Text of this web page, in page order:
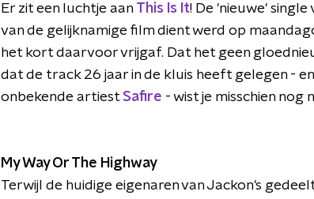
Er zit een luchtje aan This Is It! De 'nieuwe'
van de gelijknamige film dient werd op
het kort daarvoor vrijgaf. Dat het geen
dat de track 26 jaar in de kluis heeft gelegen -
onbekende artiest Safire - wist je misschien nog
My Way Or The Highway
Terwijl de huidige eigenaren van Jackon's